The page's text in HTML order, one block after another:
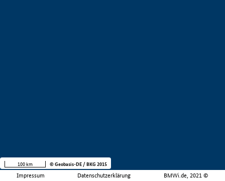
Impressum Datenschutzerklärung BMWi.de, 2021 ©
100 km © Geobasis-DE / BKG 2015